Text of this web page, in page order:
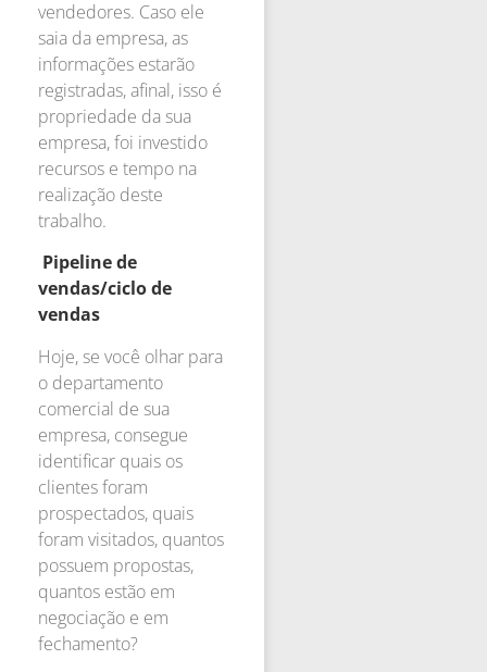
vendedores. Caso ele
saia da empresa, as
informações estarão
registradas, afinal, isso é
propriedade da sua
empresa, foi investido
recursos e tempo na
realização deste
trabalho.
Pipeline de
vendas/ciclo de
vendas
Hoje, se você olhar para
o departamento
comercial de sua
empresa, consegue
identificar quais os
clientes foram
prospectados, quais
foram visitados, quantos
possuem propostas,
quantos estão em
negociação e em
fechamento?